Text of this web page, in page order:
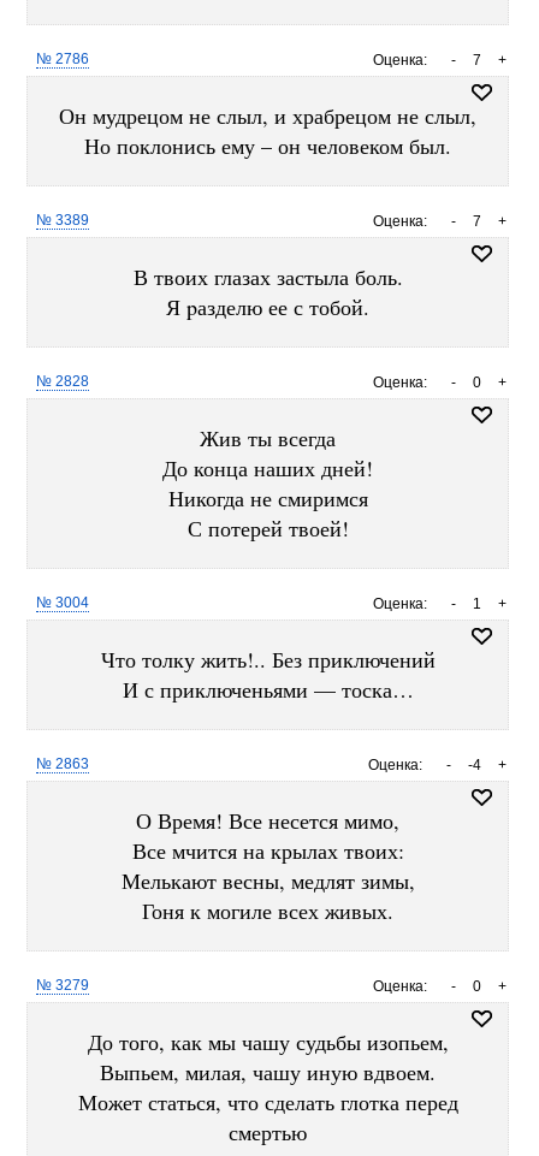
Оценка: +
7
-
№ 2786
Он мудрецом не слыл, и храбрецом не слыл,
Но поклонись ему – он человеком был.
Оценка: +
7
-
№ 3389
В твоих глазах застыла боль.
Я pазделю ее с тобой.
Оценка: +
0
-
№ 2828
Жив ты всегда
До конца наших дней!
Никогда не смиримся
С потерей твоей!
Оценка: +
1
-
№ 3004
Что толку жить!.. Без приключений
И с приключеньями — тоска…
Оценка: +
-4
-
№ 2863
О Время! Все несется мимо,
Все мчится на крылах твоих:
Мелькают весны, медлят зимы,
Гоня к могиле всех живых.
Оценка: +
0
-
№ 3279
До того, как мы чашу судьбы изопьем,
Выпьем, милая, чашу иную вдвоем.
Может статься, что сделать глотка перед
смертью